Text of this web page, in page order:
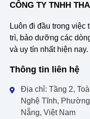
CÔNG TY TNHH
Luôn đi đầu trong việc
trì, bảo dưỡng các
và uy tín nhất hiện nay.
Thông tin liên hệ
Địa chỉ: Tầng 2,
Nghệ Tĩnh,
Nẵng, Việt Nam